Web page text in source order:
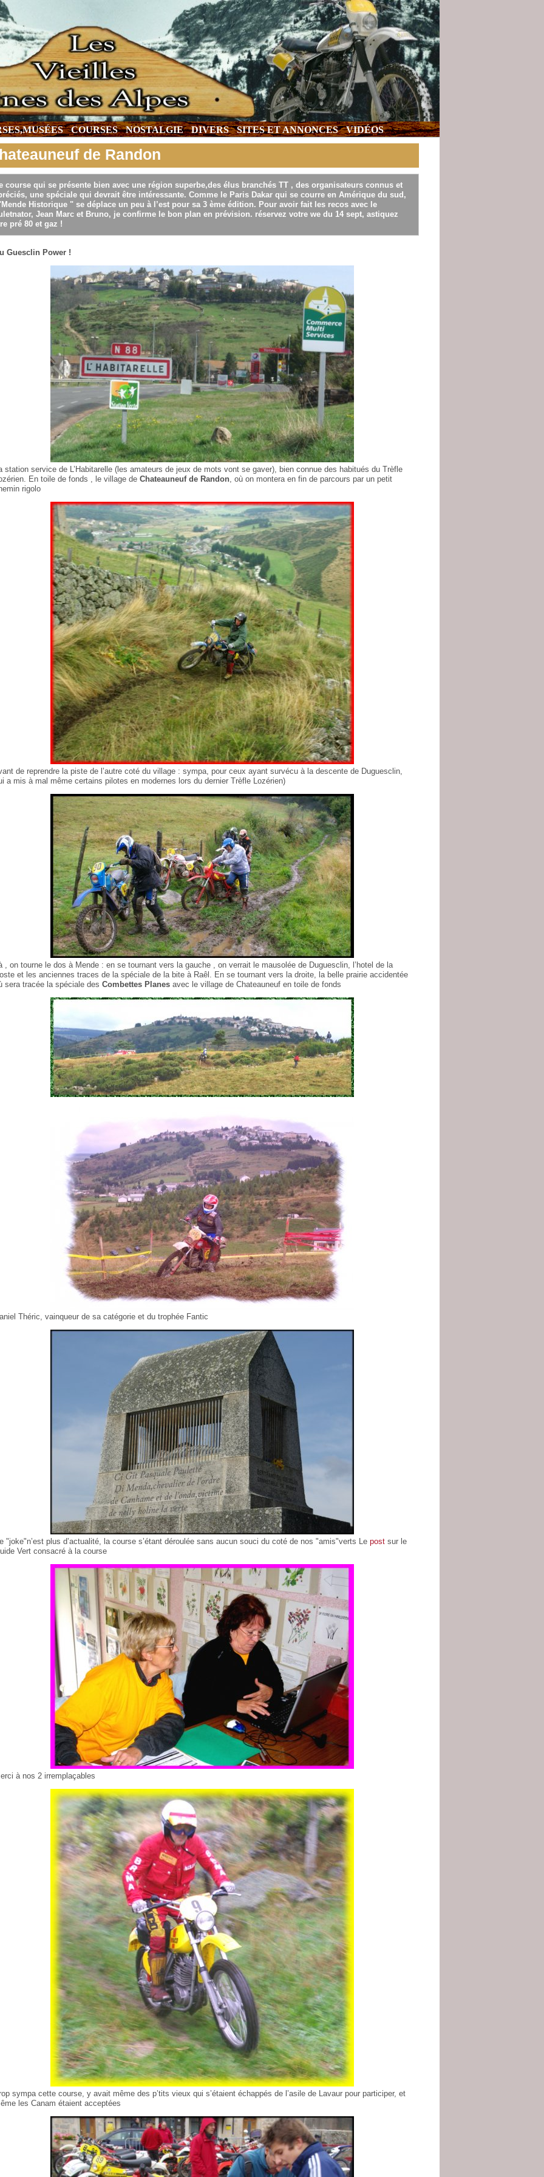
COURSES NOSTALGIE DIVERS SITES ET ANNONCES VIDÉOS
de Randon
course qui se présente bien avec une région superbe,des élus branchés TT , des organisateurs connus et
une spéciale qui devrait être intéressante. Comme le Paris Dakar qui se courre en Amérique du sud,
Historique " se déplace un peu à l’est pour sa 3 ème édition. Pour avoir fait les recos avec le
Jean Marc et Bruno, je confirme le bon plan en prévision. réservez votre we du 14 sept, astiquez
pré 80 et gaz !
Guesclin Power !
station service de L’Habitarelle (les amateurs de jeux de mots vont se gaver), bien connue des habitués du Trèfle
En toile de fonds , le village de Chateauneuf de Randon, où on montera en fin de parcours par un petit
rigolo
de reprendre la piste de l’autre coté du village : sympa, pour ceux ayant survécu à la descente de Duguesclin,
a mis à mal même certains pilotes en modernes lors du dernier Trèfle Lozérien)
, on tourne le dos à Mende : en se tournant vers la gauche , on verrait le mausolée de Duguesclin, l’hotel de la
et les anciennes traces de la spéciale de la bite à Raêl. En se tournant vers la droite, la belle prairie accidentée
sera tracée la spéciale des Combettes Planes avec le village de Chateauneuf en toile de fonds
Théric, vainqueur de sa catégorie et du trophée Fantic
"joke"n’est plus d’actualité, la course s’étant déroulée sans aucun souci du coté de nos "amis"verts Le post sur le
Vert consacré à la course
à nos 2 irremplaçables
sympa cette course, y avait même des p’tits vieux qui s’étaient échappés de l’asile de Lavaur pour participer, et
les Canam étaient acceptées